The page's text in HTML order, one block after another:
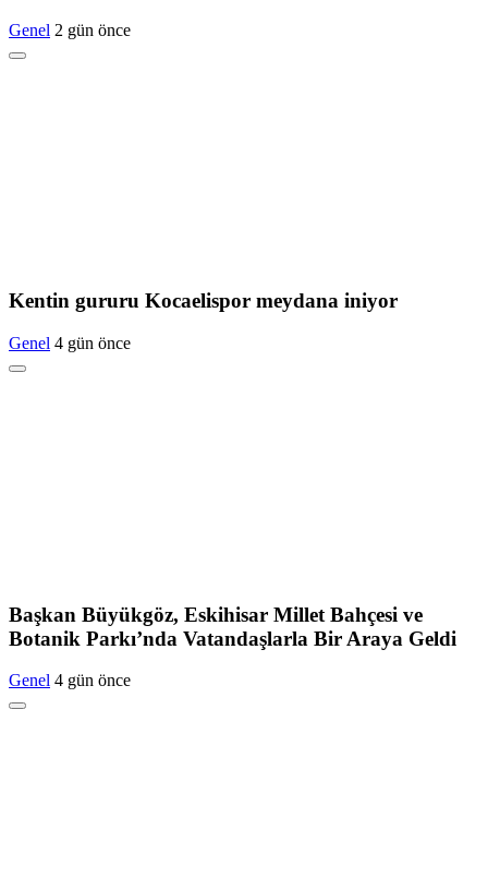
Genel 2 gün önce
Kentin gururu Kocaelispor meydana iniyor
Genel 4 gün önce
Başkan Büyükgöz, Eskihisar Millet Bahçesi ve
Botanik Parkı’nda Vatandaşlarla Bir Araya Geldi
Genel 4 gün önce